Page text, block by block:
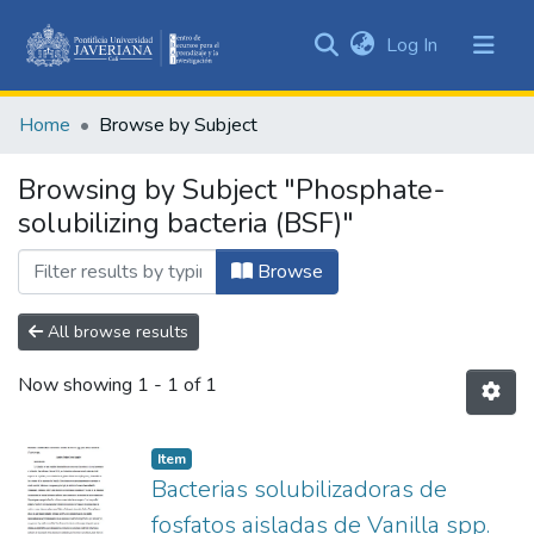
&
All of DSpace
Log In (current)
Home Browse by Subject
Browsing by Subject "Phosphate-
solubilizing bacteria (BSF)"
Browse
All browse results
Now showing 1 - 1 of 1
Item
Bacterias solubilizadoras de
fosfatos aisladas de Vanilla spp.